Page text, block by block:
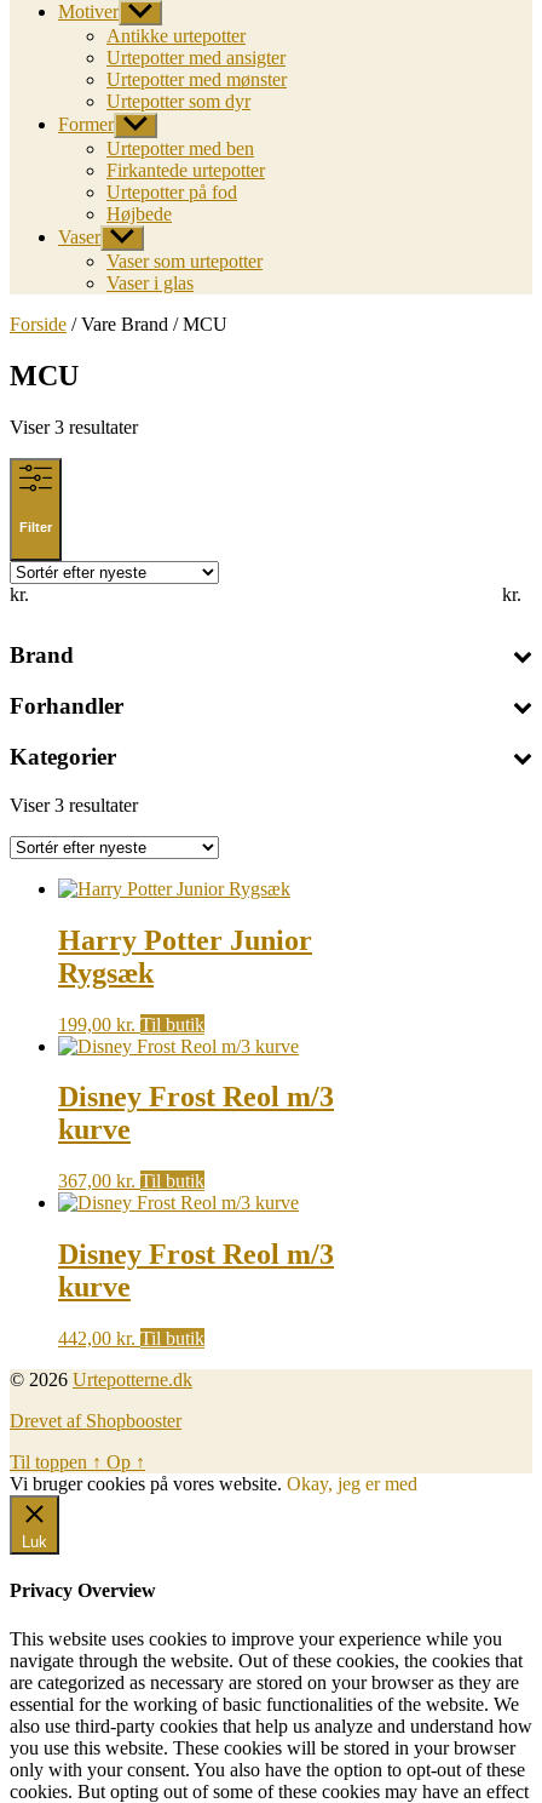
Motiver Vis
undermenu
Antikke urtepotter
Urtepotter med ansigter
Urtepotter med mønster
Urtepotter som dyr
Former Vis
undermenu
Urtepotter med ben
Firkantede urtepotter
Urtepotter på fod
Højbede
Vaser Vis
undermenu
Vaser som urtepotter
Vaser i glas
Forside / Vare Brand / MCU
MCU
Viser 3 resultaterSorted
Filter
kr. kr.
Brand
Forhandler
Kategorier
Viser 3 resultaterSorted
latest
Harry Potter Junior
Rygsæk
199,00 kr. Til butik
Disney Frost Reol m/3
kurve
367,00 kr. Til butik
Disney Frost Reol m/3
kurve
442,00 kr. Til butik
© 2026 Urtepotterne.dk
Drevet af Shopbooster
Til toppen ↑ Op ↑
Vi bruger cookies på vores website. Okay, jeg er med
Luk
Privacy Overview
This website uses cookies to improve your experience while you
navigate through the website. Out of these cookies, the cookies that
are categorized as necessary are stored on your browser as they are
essential for the working of basic functionalities of the website. We
also use third-party cookies that help us analyze and understand how
you use this website. These cookies will be stored in your browser
only with your consent. You also have the option to opt-out of these
cookies. But opting out of some of these cookies may have an effect